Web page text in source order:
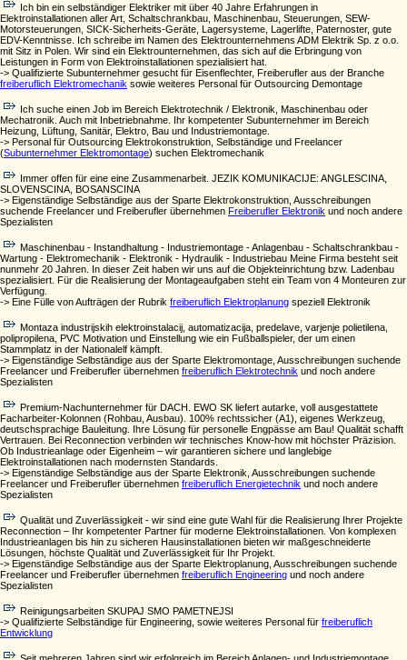
Ich bin ein selbständiger Elektriker mit über 40 Jahre Erfahrungen in
Elektroinstallationen aller Art, Schaltschrankbau, Maschinenbau, Steuerungen, SEW-
Motorsteuerungen, SICK-Sicherheits-Geräte, Lagersysteme, Lagerlifte, Paternoster, gute
EDV-Kenntnisse. Ich schreibe im Namen des Elektrounternehmens ADM Elektrik Sp. z o.o.
mit Sitz in Polen. Wir sind ein Elektrounternehmen, das sich auf die Erbringung von
Leistungen in Form von Elektroinstallationen spezialisiert hat.
-> Qualifizierte Subunternehmer gesucht für Eisenflechter, Freiberufler aus der Branche
freiberuflich Elektromechanik sowie weiteres Personal für Outsourcing Demontage
Ich suche einen Job im Bereich Elektrotechnik / Elektronik, Maschinenbau oder
Mechatronik. Auch mit Inbetriebnahme. Ihr kompetenter Subunternehmer im Bereich
Heizung, Lüftung, Sanitär, Elektro, Bau und Industriemontage.
-> Personal für Outsourcing Elektrokonstruktion, Selbständige und Freelancer
(Subunternehmer Elektromontage) suchen Elektromechanik
Immer offen für eine eine Zusammenarbeit. JEZIK KOMUNIKACIJE: ANGLESCINA,
SLOVENSCINA, BOSANSCINA
-> Eigenständige Selbständige aus der Sparte Elektrokonstruktion, Ausschreibungen
suchende Freelancer und Freiberufler übernehmen Freiberufler Elektronik und noch andere
Spezialisten
Maschinenbau - Instandhaltung - Industriemontage - Anlagenbau - Schaltschrankbau -
Wartung - Elektromechanik - Elektronik - Hydraulik - Industriebau Meine Firma besteht seit
nunmehr 20 Jahren. In dieser Zeit haben wir uns auf die Objekteinrichtung bzw. Ladenbau
spezialisiert. Für die Realisierung der Montageaufgaben steht ein Team von 4 Monteuren zur
Verfügung.
-> Eine Fülle von Aufträgen der Rubrik freiberuflich Elektroplanung speziell Elektronik
Montaza industrijskih elektroinstalacij, automatizacija, predelave, varjenje polietilena,
polipropilena, PVC Motivation und Einstellung wie ein Fußballspieler, der um einen
Stammplatz in der Nationalelf kämpft.
-> Eigenständige Selbständige aus der Sparte Elektromontage, Ausschreibungen suchende
Freelancer und Freiberufler übernehmen freiberuflich Elektrotechnik und noch andere
Spezialisten
Premium-Nachunternehmer für DACH. EWO SK liefert autarke, voll ausgestattete
Facharbeiter-Kolonnen (Rohbau, Ausbau). 100% rechtssicher (A1), eigenes Werkzeug,
deutschsprachige Bauleitung. Ihre Lösung für personelle Engpässe am Bau! Qualität schafft
Vertrauen. Bei Reconnection verbinden wir technisches Know-how mit höchster Präzision.
Ob Industrieanlage oder Eigenheim – wir garantieren sichere und langlebige
Elektroinstallationen nach modernsten Standards.
-> Eigenständige Selbständige aus der Sparte Elektronik, Ausschreibungen suchende
Freelancer und Freiberufler übernehmen freiberuflich Energietechnik und noch andere
Spezialisten
Qualität und Zuverlässigkeit - wir sind eine gute Wahl für die Realisierung Ihrer Projekte
Reconnection – Ihr kompetenter Partner für moderne Elektroinstallationen. Von komplexen
Industrieanlagen bis hin zu sicheren Hausinstallationen bieten wir maßgeschneiderte
Lösungen, höchste Qualität und Zuverlässigkeit für Ihr Projekt.
-> Eigenständige Selbständige aus der Sparte Elektroplanung, Ausschreibungen suchende
Freelancer und Freiberufler übernehmen freiberuflich Engineering und noch andere
Spezialisten
Reinigungsarbeiten SKUPAJ SMO PAMETNEJSI
-> Qualifizierte Selbständige für Engineering, sowie weiteres Personal für freiberuflich
Entwicklung